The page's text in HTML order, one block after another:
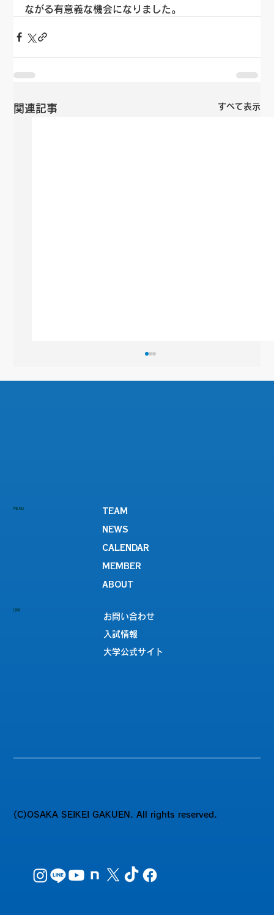
ながる有意義な機会になりました。
関連記事 すべて表示
日本女子サッカー選手権大会滋賀県大会
決勝』vs SASAYURI FC SHIGA
MENU
TEAM
NEWS
CALENDAR
MEMBER
ABOUT
LINK
お問い合わせ
入試情報
大学公式サイト
(C)OSAKA SEIKEI GAKUEN. All rights reserved.